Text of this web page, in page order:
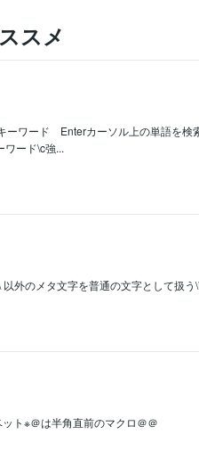
スメ
ワード Enterカーソル上の単語を検
ード\c強...
外のメタ文字を普通の文字として扱う
ト※＠は半角直前のマクロ＠＠